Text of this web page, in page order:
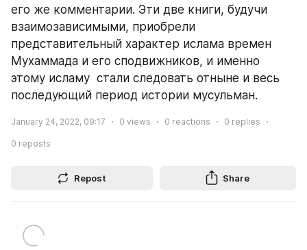
его же комментарии. Эти две книги, будучи
взаимозависимыми, приобрели
представительный характер ислама времен
Мухаммада и его сподвижников, и именно
этому исламу  стали следовать отныне и весь
последующий период истории мусульман.
January 24, 2022, 09:17 0 views 0 reactions 0 replies
0 reposts
Repost Share